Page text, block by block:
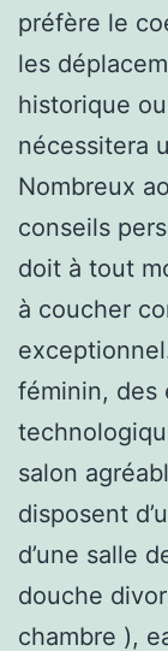
préfère le
les
historique
nécessitera
Nombreux
conseils
doit à tout
à coucher
féminin, des
salon
disposent
d’une salle
douche
chambre ),